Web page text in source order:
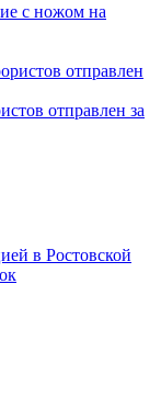
с ножом на
отправлен за
в Ростовской